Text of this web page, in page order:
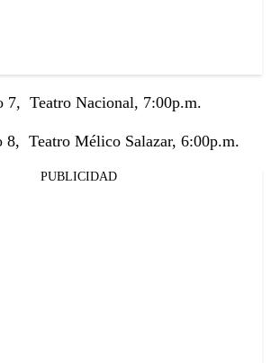
7, Teatro Nacional, 7:00p.m.
8, Teatro Mélico Salazar, 6:00p.m.
PUBLICIDAD